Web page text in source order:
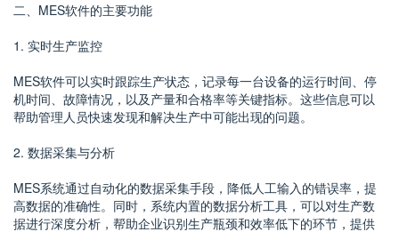
二、MES软件的主要功能
1. 实时生产监控
MES软件可以实时跟踪生产状态，记录每一台设备的运行时间、停
机时间、故障情况，以及产量和合格率等关键指标。这些信息可以
帮助管理人员快速发现和解决生产中可能出现的问题。
2. 数据采集与分析
MES系统通过自动化的数据采集手段，降低人工输入的错误率，提
高数据的准确性。同时，系统内置的数据分析工具，可以对生产数
据进行深度分析，帮助企业识别生产瓶颈和效率低下的环节，提供